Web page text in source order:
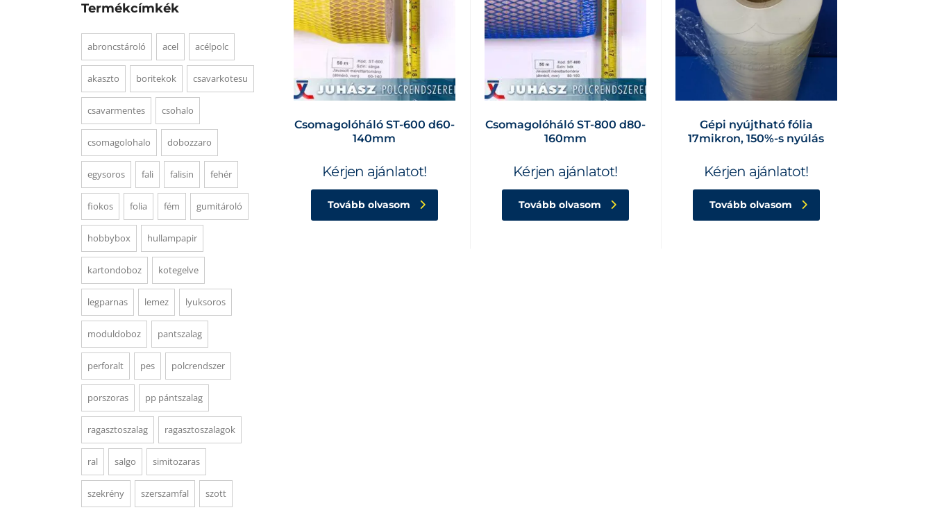
Csomagolóháló ST-600 d60-
140mm
Kérjen ajánlatot!
Tovább olvasom
Csomagolóháló ST-800 d80-
160mm
Kérjen ajánlatot!
Tovább olvasom
Gépi nyújtható fólia
17mikron, 150%-s nyúlás
Kérjen ajánlatot!
Tovább olvasom
Termékcímkék
abroncstároló acel acélpolc
akaszto boritekok csavarkotesu
csavarmentes csohalo
csomagolohalo dobozzaro
egysoros fali falisin fehér
fiokos folia fém gumitároló
hobbybox hullampapir
kartondoboz kotegelve
legparnas lemez lyuksoros
moduldoboz pantszalag
perforalt pes polcrendszer
porszoras pp pántszalag
ragasztoszalag ragasztoszalagok
ral salgo simitozaras
szekrény szerszamfal szott